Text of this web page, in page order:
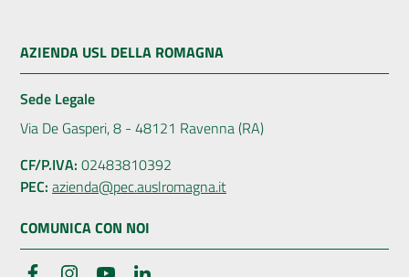
AZIENDA USL DELLA ROMAGNA
Sede Legale
Via De Gasperi, 8 - 48121 Ravenna (RA)
CF/P.IVA: 02483810392
PEC: azienda@pec.auslromagna.it
COMUNICA CON NOI